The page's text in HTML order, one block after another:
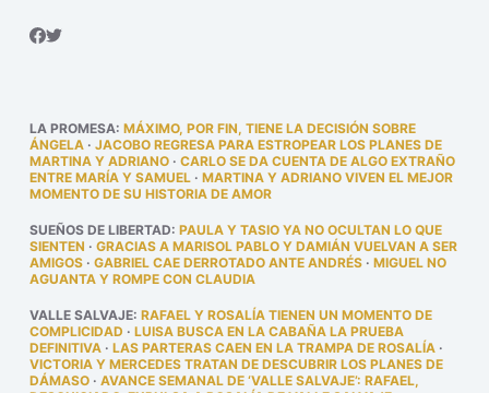
LA PROMESA: MÁXIMO, POR FIN, TIENE LA DECISIÓN SOBRE
ÁNGELA· JACOBO REGRESA PARA ESTROPEAR LOS PLANES DE
MARTINA Y ADRIANO· CARLO SE DA CUENTA DE ALGO EXTRAÑO
ENTRE MARÍA Y SAMUEL· MARTINA Y ADRIANO VIVEN EL MEJOR
MOMENTO DE SU HISTORIA DE AMOR
SUEÑOS DE LIBERTAD: PAULA Y TASIO YA NO OCULTAN LO QUE
SIENTEN · GRACIAS A MARISOL PABLO Y DAMIÁN VUELVAN A SER
AMIGOS· GABRIEL CAE DERROTADO ANTE ANDRÉS· MIGUEL NO
AGUANTA Y ROMPE CON CLAUDIA
VALLE SALVAJE: RAFAEL Y ROSALÍA TIENEN UN MOMENTO DE
COMPLICIDAD · LUISA BUSCA EN LA CABAÑA LA PRUEBA
DEFINITIVA· LAS PARTERAS CAEN EN LA TRAMPA DE ROSALÍA·
VICTORIA Y MERCEDES TRATAN DE DESCUBRIR LOS PLANES DE
DÁMASO· AVANCE SEMANAL DE ‘VALLE SALVAJE’: RAFAEL,